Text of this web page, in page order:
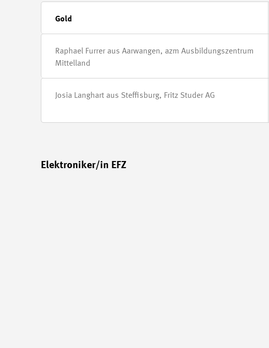
Gold
Raphael Furrer aus Aarwangen, azm Ausbildungszentrum
Mittelland
Josia Langhart aus Steffisburg, Fritz Studer AG
Elektroniker/in EFZ